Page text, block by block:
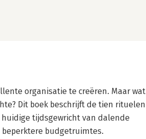
organisatie te creëren. Maar wat
Dit boek beschrijft de tien rituelen
tijdsgewricht van dalende
budgetruimtes.